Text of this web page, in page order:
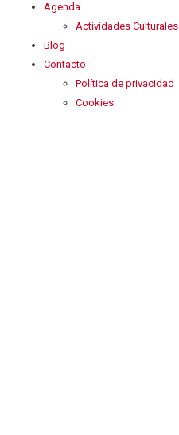
Agenda
Actividades Culturales
Blog
Contacto
Política de privacidad
Cookies